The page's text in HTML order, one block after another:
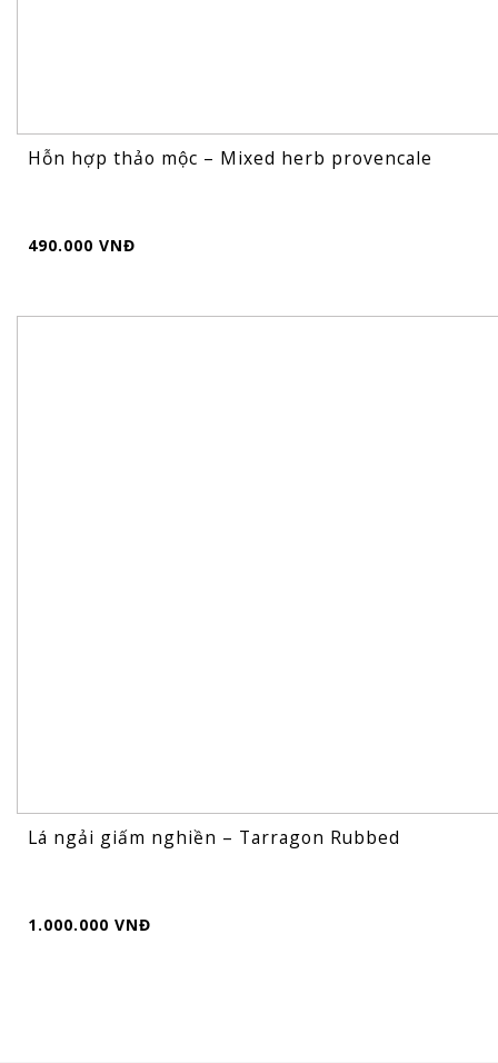
Hỗn hợp thảo mộc – Mixed herb provencale
490.000 VNĐ
Lá ngải giấm nghiền – Tarragon Rubbed
1.000.000 VNĐ